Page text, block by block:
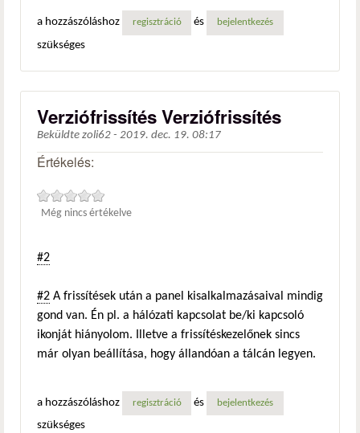
a hozzászóláshoz regisztráció és bejelentkezés
szükséges
Verziófrissítés Verziófrissítés
Beküldte zoli62 - 2019. dec. 19. 08:17
Értékelés:
Még nincs értékelve
#2
#2 A frissítések után a panel kisalkalmazásaival mindig
gond van. Én pl. a hálózati kapcsolat be/ki kapcsoló
ikonját hiányolom. Illetve a frissítéskezelőnek sincs
már olyan beállítása, hogy állandóan a tálcán legyen.
a hozzászóláshoz regisztráció és bejelentkezés
szükséges